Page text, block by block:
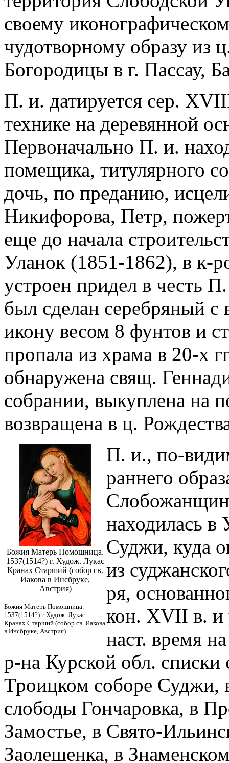
своему
чудотворному образу
Богородицы в г. Пассау,
П. и. датируется сер.
технике на деревянной
Первоначально П. и.
помещика, титулярного
дочь, по преданию,
Никифорова, Петр,
еще до начала
Уланок (1851-1862), в к-
устроен придел в честь
был сделан серебряный
икону весом 8 фунтов и
пропала из храма в 20-х
обнаружена свящ.
собрании, выкуплена на
возвращена в ц.
Божия Матерь Помощница.
1537(1514?) г. Худож. Лукас
Кранах Старший (собор св.
Иакова в Инсбруке,
Австрия)
Божия Матерь Помощница.
1537(1514?) г. Худож. Лукас
Кранах Старший (собор св. Иакова
в Инсбруке, Австрия)
П. и., по-
раннего
находилась в
Суджи, куда
из
ря,
кон. XVII в. и
наст. время
р-на Курской обл.
Троицком соборе Суджи,
слободы Гончаровка, в
Замостье, в Свято-
Заолешенка, в